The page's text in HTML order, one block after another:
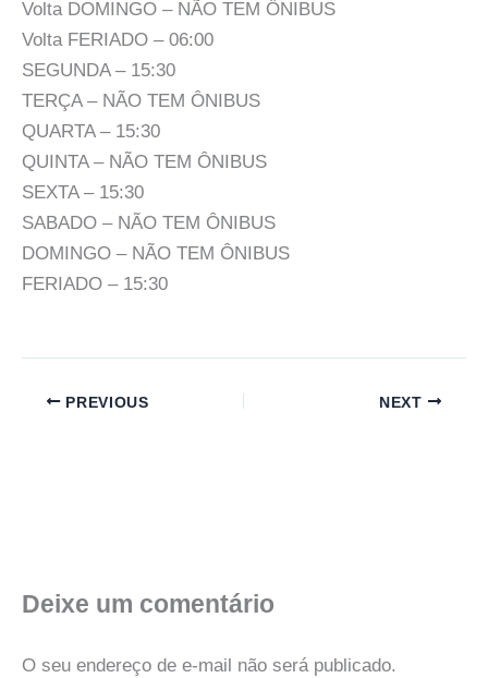
Volta DOMINGO – NÃO TEM ÔNIBUS
Volta FERIADO – 06:00
SEGUNDA – 15:30
TERÇA – NÃO TEM ÔNIBUS
QUARTA – 15:30
QUINTA – NÃO TEM ÔNIBUS
SEXTA – 15:30
SABADO – NÃO TEM ÔNIBUS
DOMINGO – NÃO TEM ÔNIBUS
FERIADO – 15:30
PREVIOUS NEXT
Deixe um comentário
O seu endereço de e-mail não será publicado.